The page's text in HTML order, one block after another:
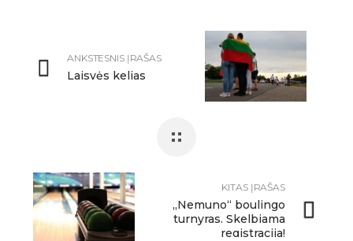
ANKSTESNIS ĮRAŠAS
Laisvės kelias
KITAS ĮRAŠAS
„Nemuno“ boulingo
turnyras. Skelbiama
registracija!